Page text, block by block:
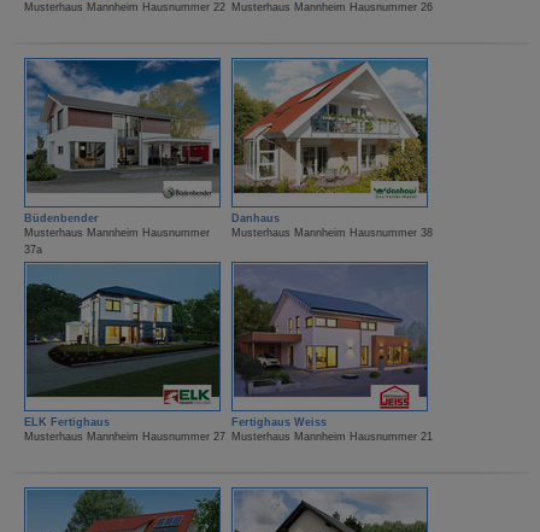
Musterhaus Mannheim Hausnummer 22 Musterhaus Mannheim Hausnummer 26
Büdenbender
Musterhaus Mannheim Hausnummer
37a
Danhaus
Musterhaus Mannheim Hausnummer 38
ELK Fertighaus
Musterhaus Mannheim Hausnummer 27
Fertighaus Weiss
Musterhaus Mannheim Hausnummer 21